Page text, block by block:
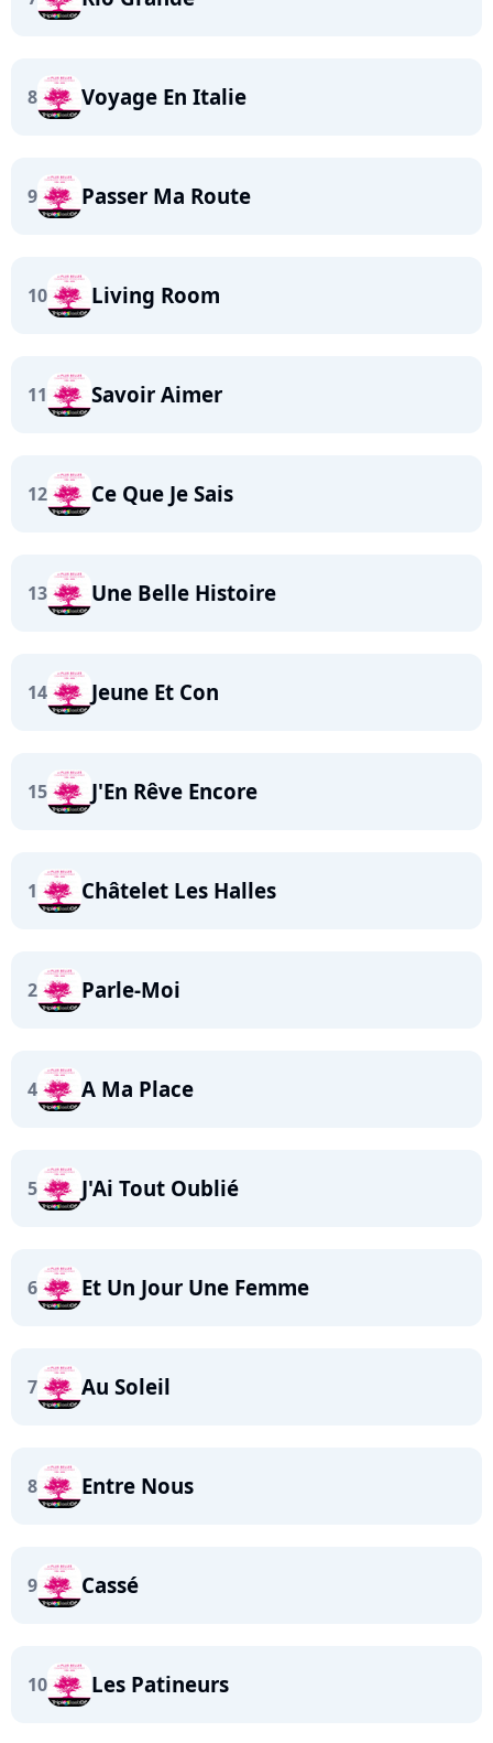
8 Voyage En Italie
9 Passer Ma Route
10 Living Room
11 Savoir Aimer
12 Ce Que Je Sais
13 Une Belle Histoire
14 Jeune Et Con
15 J'En Rêve Encore
1 Châtelet Les Halles
2 Parle-Moi
4 A Ma Place
5 J'Ai Tout Oublié
6 Et Un Jour Une Femme
7 Au Soleil
8 Entre Nous
9 Cassé
10 Les Patineurs